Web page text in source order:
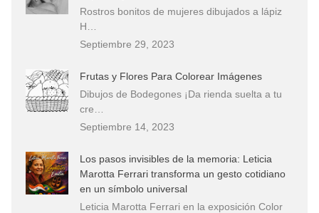
Rostros bonitos de mujeres dibujados a lápiz
H…
Septiembre 29, 2023
Frutas y Flores Para Colorear Imágenes
Dibujos de Bodegones ¡Da rienda suelta a tu
cre…
Septiembre 14, 2023
Los pasos invisibles de la memoria: Leticia
Marotta Ferrari transforma un gesto cotidiano
en un símbolo universal
Leticia Marotta Ferrari en la exposición Color